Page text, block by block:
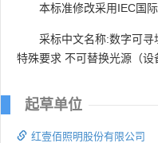
本标准修改采用IEC国
采标中文名称:数字可
特殊要求 不可替换光源（设
起草单位
红壹佰照明股份有限公司